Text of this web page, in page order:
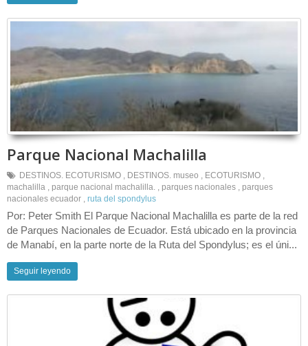
Parque Nacional Machalilla
DESTINOS. ECOTURISMO , DESTINOS. museo , ECOTURISMO ,
machalilla , parque nacional machalilla. , parques nacionales , parques
nacionales ecuador , ruta del spondylus
Por: Peter Smith El Parque Nacional Machalilla es parte de la red
de Parques Nacionales de Ecuador. Está ubicado en la provincia
de Manabí, en la parte norte de la Ruta del Spondylus; es el úni...
Seguir leyendo